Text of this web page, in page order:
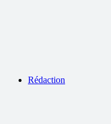
Rédaction